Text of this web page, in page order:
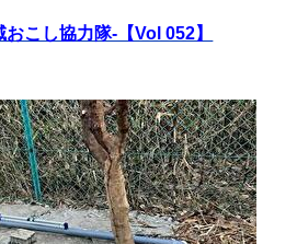
こし協力隊‐【Vol 052】